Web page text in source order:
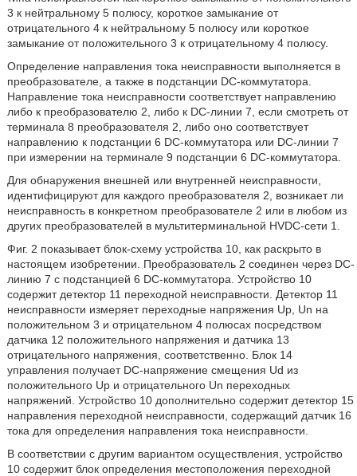
3 к нейтральному 5 полюсу, короткое замыкание от
отрицательного 4 к нейтральному 5 полюсу или короткое
замыкание от положительного 3 к отрицательному 4 полюсу.
Определение направления тока неисправности выполняется в
преобразователе, а также в подстанции DC-коммутатора.
Направление тока неисправности соответствует направлению
либо к преобразователю 2, либо к DC-линии 7, если смотреть от
терминала 8 преобразователя 2, либо оно соответствует
направлению к подстанции 6 DC-коммутатора или DC-линии 7
при измерении на терминале 9 подстанции 6 DC-коммутатора.
Для обнаружения внешней или внутренней неисправности,
идентифицируют для каждого преобразователя 2, возникает ли
неисправность в конкретном преобразователе 2 или в любом из
других преобразователей в мультитерминальной HVDC-сети 1.
Фиг. 2 показывает блок-схему устройства 10, как раскрыто в
настоящем изобретении. Преобразователь 2 соединен через DC-
линию 7 с подстанцией 6 DC-коммутатора. Устройство 10
содержит детектор 11 переходной неисправности. Детектор 11
неисправности измеряет переходные напряжения Up, Un на
положительном 3 и отрицательном 4 полюсах посредством
датчика 12 положительного напряжения и датчика 13
отрицательного напряжения, соответственно. Блок 14
управления получает DC-напряжение смещения Ud из
положительного Up и отрицательного Un переходных
напряжений. Устройство 10 дополнительно содержит детектор 15
направления переходной неисправности, содержащий датчик 16
тока для определения направления тока неисправности.
В соответствии с другим вариантом осуществления, устройство
10 содержит блок определения местоположения переходной